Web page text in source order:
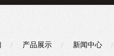
产品展示 新闻中心